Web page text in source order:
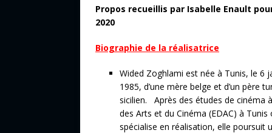
Propos recueillis par Isabelle Enault
2020
Biographie de la réalisatrice
Wided Zoghlami est née à Tunis, le 6
1985, d’une mère belge et d’un père
sicilien. Après des études de cinéma à
des Arts et du Cinéma (EDAC) à Tunis
spécialise en réalisation, elle poursuit